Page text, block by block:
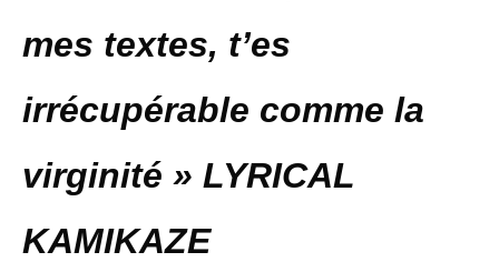
mes textes, t’es
irrécupérable comme la
virginité » LYRICAL
KAMIKAZE